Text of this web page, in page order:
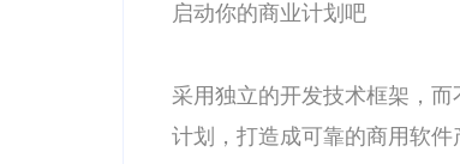
快速上线你的产品
通过我们的年费模式ERM软
效率。如果您的需求是企业